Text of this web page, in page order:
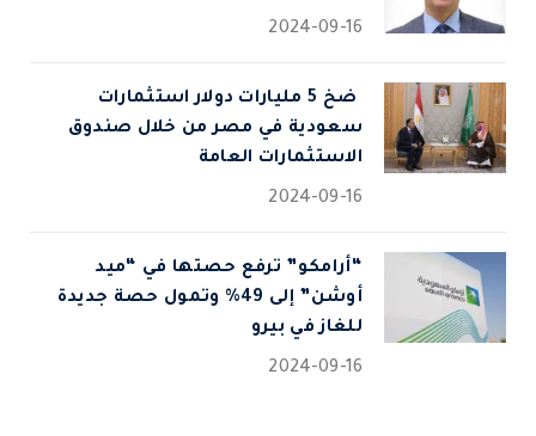
2024-09-16
⁠ ضخ 5 مليارات دولار استثمارات
سعودية في مصر من خلال صندوق
الاستثمارات العامة
2024-09-16
“أرامكو” ترفع حصتها في “ميد
أوشن” إلى 49% وتمول حصة جديدة
للغاز في بيرو
2024-09-16